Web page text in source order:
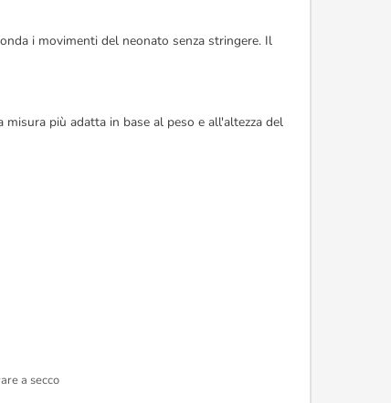
i movimenti del neonato senza stringere. Il
più adatta in base al peso e all'altezza del
a secco